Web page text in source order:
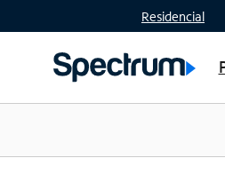
Residencial